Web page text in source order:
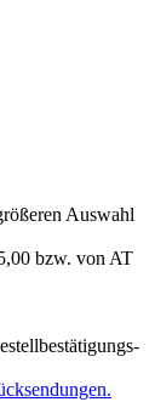
Auswahl
bzw. von AT